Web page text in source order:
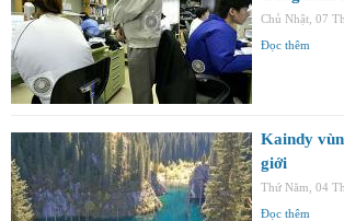
Chủ Nhật, 07
Đọc thêm
Kaindy
giới
Thứ Năm, 04
Đọc thêm